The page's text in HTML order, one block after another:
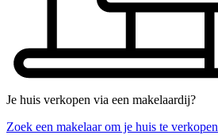
Je huis verkopen via een makelaardij?
Zoek een makelaar om je huis te verkopen